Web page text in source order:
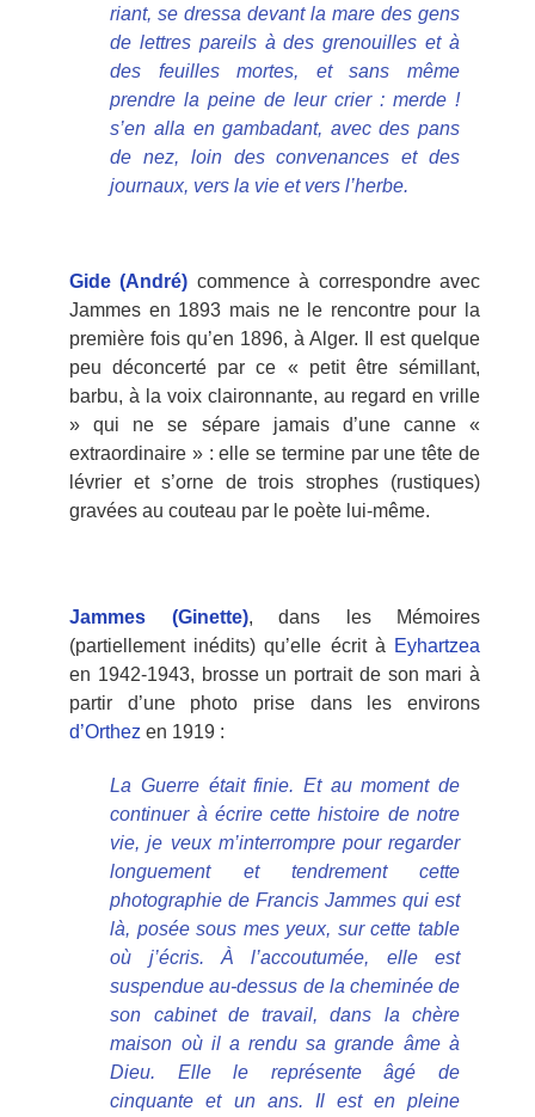
riant, se dressa devant la mare des gens
de lettres pareils à des grenouilles et à
des feuilles mortes, et sans même
prendre la peine de leur crier : merde !
s’en alla en gambadant, avec des pans
de nez, loin des convenances et des
journaux, vers la vie et vers l’herbe.
Gide (André) commence à correspondre avec
Jammes en 1893 mais ne le rencontre pour la
première fois qu’en 1896, à Alger. Il est quelque
peu déconcerté par ce « petit être sémillant,
barbu, à la voix claironnante, au regard en vrille
» qui ne se sépare jamais d’une canne «
extraordinaire » : elle se termine par une tête de
lévrier et s’orne de trois strophes (rustiques)
gravées au couteau par le poète lui-même.
Jammes (Ginette), dans les Mémoires
(partiellement inédits) qu’elle écrit à Eyhartzea
en 1942-1943, brosse un portrait de son mari à
partir d’une photo prise dans les environs
d’Orthez en 1919 :
La Guerre était finie. Et au moment de
continuer à écrire cette histoire de notre
vie, je veux m’interrompre pour regarder
longuement et tendrement cette
photographie de Francis Jammes qui est
là, posée sous mes yeux, sur cette table
où j’écris. À l’accoutumée, elle est
suspendue au-dessus de la cheminée de
son cabinet de travail, dans la chère
maison où il a rendu sa grande âme à
Dieu. Elle le représente âgé de
cinquante et un ans. Il est en pleine